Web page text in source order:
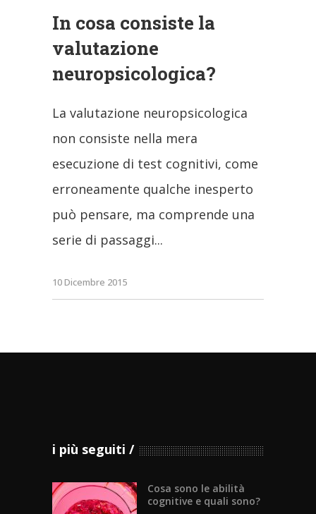
In cosa consiste la
valutazione
neuropsicologica?
La valutazione neuropsicologica
non consiste nella mera
esecuzione di test cognitivi, come
erroneamente qualche inesperto
può pensare, ma comprende una
serie di passaggi
10 Dicembre 2015
i più seguiti
Cosa sono le abilità
cognitive e quali sono?